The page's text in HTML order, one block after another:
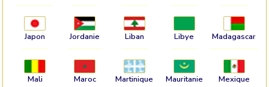
Japon Jordanie Liban Libye Madagascar
Mali Maroc Martinique Mauritanie Mexique